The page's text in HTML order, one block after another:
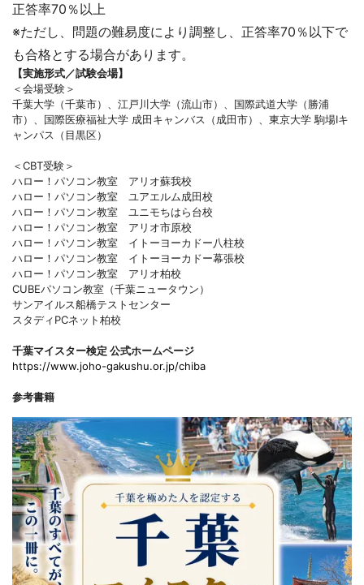
正答率70％以上
※ただし、問題の難易度により調整し、正答率70％以下で
も合格とする場合があります。
【実施形式／試験会場】
＜会場受験＞
千葉大学（千葉市）、江戸川大学（流山市）、国際武道大学（勝浦
市）、国際医療福祉大学 成田キャンバス（成田市）、東京大学 駒場Iキ
ャンパス（目黒区）
＜CBT受験＞
ハロー！パソコン教室 アリオ蘇我校
ハロー！パソコン教室 ユアエルム成田校
ハロー！パソコン教室 ユニモちはら台校
ハロー！パソコン教室 アリオ市原校
ハロー！パソコン教室 イトーヨーカドー八柱校
ハロー！パソコン教室 イトーヨーカドー幕張校
ハロー！パソコン教室 アリオ柏校
CUBEパソコン教室（千葉ニュータウン）
サンアイルス船橋テストセンター
スタディPCネット柏校
千葉マイスター検定 公式ホームページ
https://www.joho-gakushu.or.jp/chiba
参考書籍